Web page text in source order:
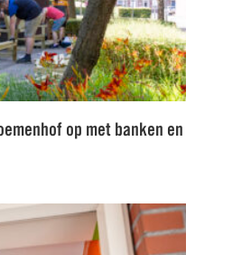
op met banken en